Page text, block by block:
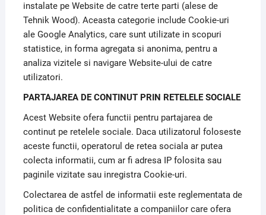
instalate pe Website de catre terte parti (alese de
Tehnik Wood). Aceasta categorie include Cookie-uri
ale Google Analytics, care sunt utilizate in scopuri
statistice, in forma agregata si anonima, pentru a
analiza vizitele si navigare Website-ului de catre
utilizatori.
PARTAJAREA DE CONTINUT PRIN RETELELE SOCIALE
Acest Website ofera functii pentru partajarea de
continut pe retelele sociale. Daca utilizatorul foloseste
aceste functii, operatorul de retea sociala ar putea
colecta informatii, cum ar fi adresa IP folosita sau
paginile vizitate sau inregistra Cookie-uri.
Colectarea de astfel de informatii este reglementata de
politica de confidentialitate a companiilor care ofera